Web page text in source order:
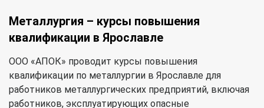
Металлургия – курсы повышения
квалификации в Ярославле
ООО «АПОК» проводит курсы повышения
квалификации по металлургии в Ярославле для
работников металлургических предприятий, включая
работников, эксплуатирующих опасные